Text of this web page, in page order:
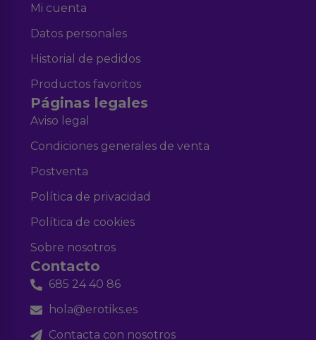
Mi cuenta
Datos personales
Historial de pedidos
Productos favoritos
Páginas legales
Aviso legal
Condiciones generales de venta
Postventa
Política de privacidad
Política de cookies
Sobre nosotros
Contacto
685 24 40 86
hola@erotiks.es
Contacta con nosotros